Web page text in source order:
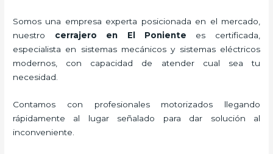
Somos una empresa experta posicionada en el mercado,
nuestro cerrajero en El Poniente es certificada,
especialista en sistemas mecánicos y sistemas eléctricos
modernos, con capacidad de atender cual sea tu
necesidad.
Contamos con profesionales motorizados llegando
rápidamente al lugar señalado para dar solución al
inconveniente.